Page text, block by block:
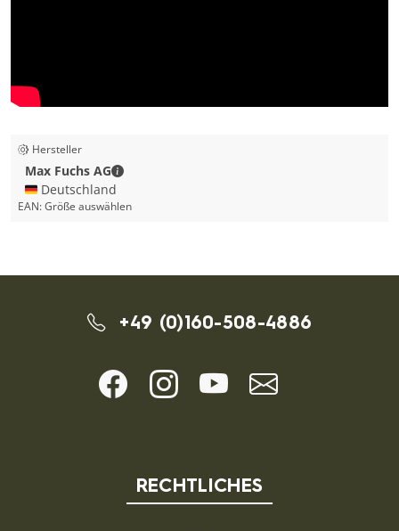
Hersteller
Max Fuchs AG
Max Fuchs AG - Kontaktdaten
🇩🇪 Deutschland
EAN:Größe auswählen
+49 (0)160-508-4886
RECHTLICHES